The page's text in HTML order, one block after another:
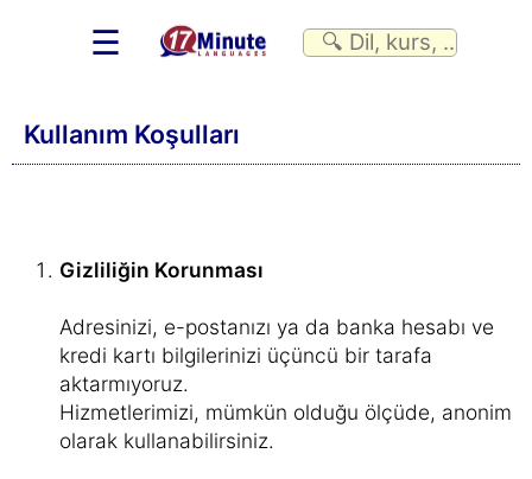
☰
Kullanım Koşulları
Gizliliğin Korunması
Adresinizi, e-postanızı ya da banka hesabı ve
kredi kartı bilgilerinizi üçüncü bir tarafa
aktarmıyoruz.
Hizmetlerimizi, mümkün olduğu ölçüde, anonim
olarak kullanabilirsiniz.